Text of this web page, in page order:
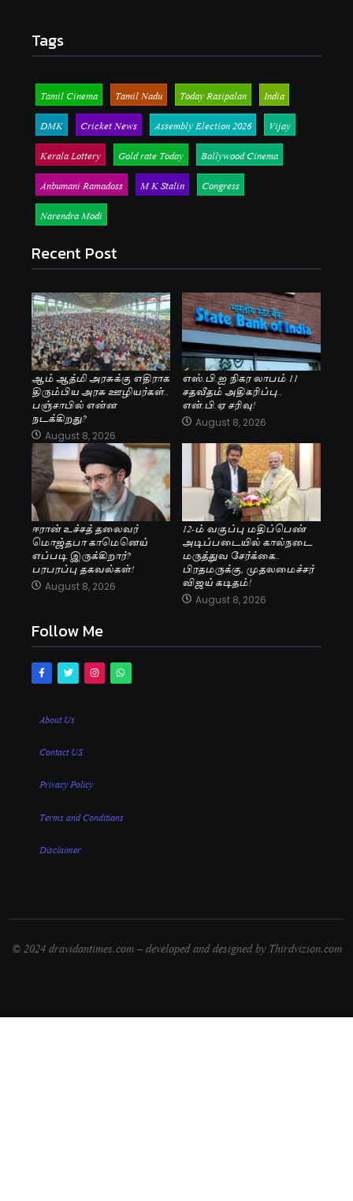
Tags
Tamil Cinema Tamil Nadu Today Rasipalan
India
DMK
Cricket News Assembly Election 2026
Vijay
Kerala Lottery
Gold rate Today
Bollywood Cinema
Anbumani Ramadoss
M K Stalin
Congress
Narendra Modi
Recent Post
ஆம் ஆத்மி அரசுக்கு எதிராக
திரும்பிய அரசு ஊழியர்கள்..
பஞ்சாபில் என்ன
நடக்கிறது?
August 8, 2026
எஸ்.பி.ஐ நிகர லாபம் 11
சதவீதம் அதிகரிப்பு..
என்.பி.ஏ சரிவு!
August 8, 2026
ஈரான் உச்சத் தலைவர்
மொஜ்தபா காமெனெய்
எப்படி இருக்கிறார்?
பரபரப்பு தகவல்கள்!
August 8, 2026
12-ம் வகுப்பு மதிப்பெண்
அடிப்படையில் கால்நடை
மருத்துவ சேர்க்கை..
பிரதமருக்கு, முதலமைச்சர்
விஜய் கடிதம்!
August 8, 2026
Follow Me
About Us
Contact US
Privacy Policy
Terms and Conditions
Disclaimer
© 2024 dravidantimes.com – developed and designed by Thirdvizion.com